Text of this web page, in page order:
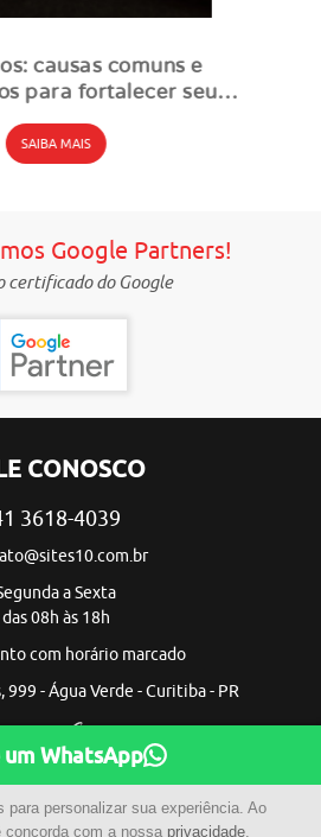
causas comuns e
para fortalecer seu
SAIBA MAIS
Google Partners!
certificado do Google
CONOSCO
3618-4039
a Sexta
das 08h às 18h
com horário marcado
999 - Água Verde - Curitiba - PR
um WhatsApp
para personalizar sua experiência. Ao
com a nossa privacidade.